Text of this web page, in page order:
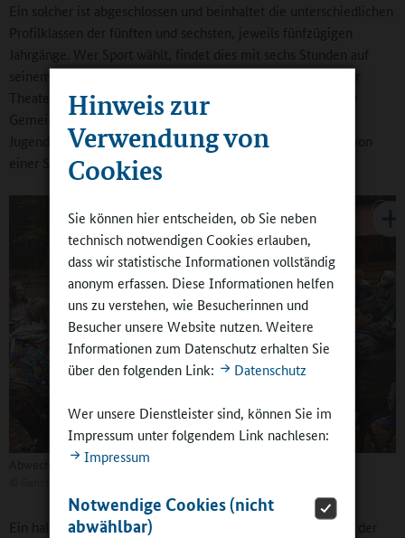
Hinweis zur
Verwendung von
Cookies
Sie können hier entscheiden, ob Sie neben
technisch notwendigen Cookies erlauben,
dass wir statistische Informationen vollständig
anonym erfassen. Diese Informationen helfen
uns zu verstehen, wie Besucherinnen und
Besucher unsere Website nutzen. Weitere
Informationen zum Datenschutz erhalten Sie
über den folgenden Link:
Datenschutz
Wer unsere Dienstleister sind, können Sie im
Impressum unter folgendem Link nachlesen:
Impressum
Notwendige Cookies (nicht
abwählbar)
Ein solcher ist abgeschlossen und beinhaltet die unterschiedlichen
Profilklassen der fünften und sechsten, jeweils fünfzügigen
Jahrgänge. Wer Sport wählt, findet dies mit sechs Stunden auf
seinem Stundenplan. Die Theatergruppe unter Leitung einer
Theaterpädagogin sieht sich in vier Stunden pro Woche. Die
Gemeinschaftsschule kooperiert eng mit dem Kinder- und
Jugendtheater „Überzwerg“. Eine Theaterklasse wird sogar von
einer Schauspielerin des Theaters mit unterrichtet.
Abwechslungsreiche Draußenpädagogik
Ein halber Tag ist gar für die „Waldklassen“ im Waldprojekt der